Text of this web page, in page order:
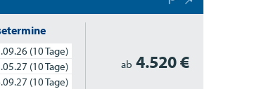
ab 4.520 €
(10 Tage)
(10 Tage)
(10 Tage)